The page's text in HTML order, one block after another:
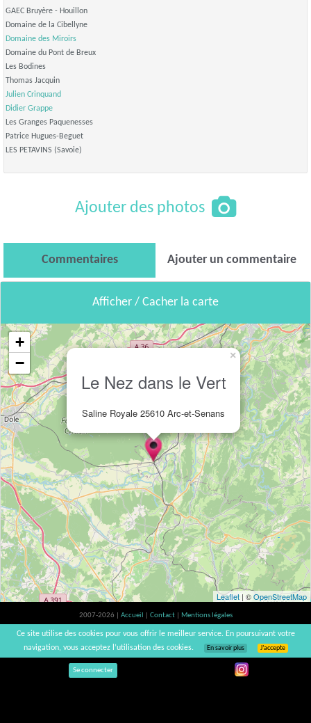
GAEC Bruyère - Houillon
Domaine de la Cibellyne
Domaine des Miroirs
Domaine du Pont de Breux
Les Bodines
Thomas Jacquin
Julien Crinquand
Didier Grappe
Les Granges Paquenesses
Patrice Hugues-Beguet
LES PETAVINS (Savoie)
Ajouter des photos
Commentaires Ajouter un commentaire
Afficher / Cacher la carte
Le Nez dans le Vert
Saline Royale 25610 Arc-et-Senans
×
+
−
Leaflet | ©OpenStreetMap
2007-2026 | Accueil Contact
Mentions légales
L'abus d'alcool est dangereux pour la santé, à consommer avec modération. |
vinsnaturels | v3.12
Se connecter
Ce site utilise des cookies pour vous offrir le meilleur service. En poursuivant votre
navigation, vous acceptez l’utilisation des cookies.
En savoir plus J’accepte